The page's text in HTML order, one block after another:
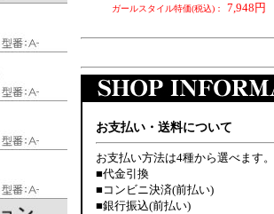
ガールスタイル特価(税込)： 7,948円
お支払い・送料について
お支払い方法は4種から選べます。
■代金引換
■コンビニ決済(前払い)
■銀行振込(前払い)